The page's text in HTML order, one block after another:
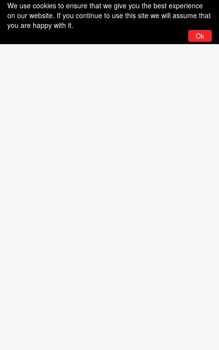
We use cookies to ensure that we give you the best experience
on our website. If you continue to use this site we will assume that
you are happy with it.
Ok